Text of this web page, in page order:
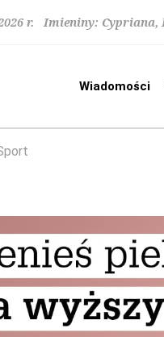
r. Imieniny:
Wiadomości